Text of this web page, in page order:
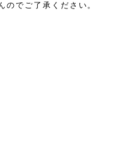
でご了承ください。